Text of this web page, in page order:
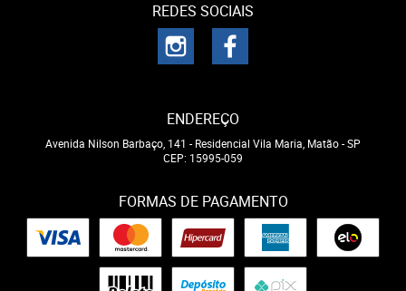
REDES SOCIAIS
ENDEREÇO
Avenida Nilson Barbaço, 141 - Residencial Vila Maria, Matão-SP
CEP: 15995-059
FORMAS DE PAGAMENTO